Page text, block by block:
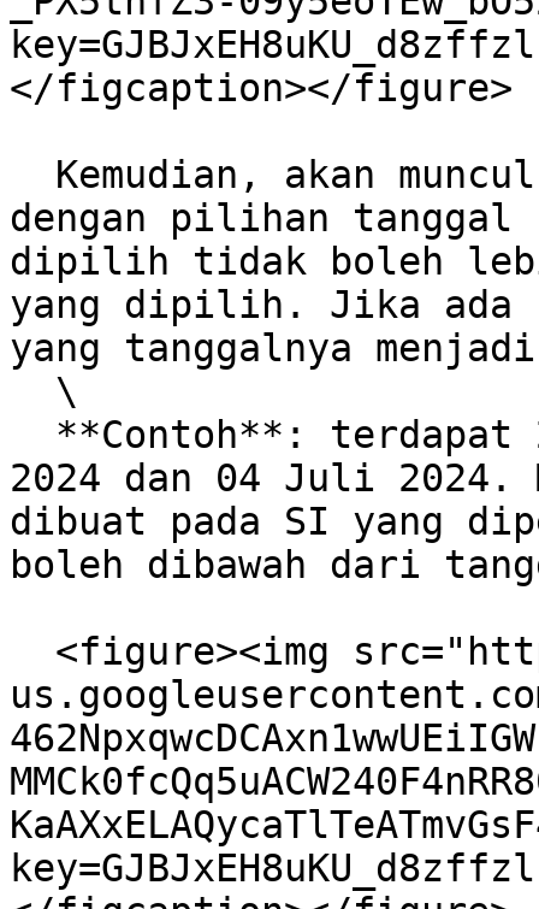
</figcaption></figure>
dengan pilihan tanggal
dipilih tidak boleh
yang dipilih. Jika ada
yang tanggalnya
2024 dan 04 Juli 2024.
dibuat pada SI yang
boleh dibawah dari